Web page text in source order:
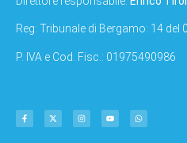
Reg: Tribunale di Bergamo: 14 del
P. IVA e Cod. Fisc.: 01975490986